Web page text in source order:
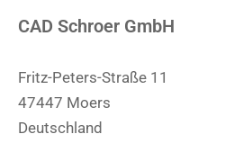
CAD Schroer GmbH
Fritz-Peters-Straße 11
47447 Moers
Deutschland